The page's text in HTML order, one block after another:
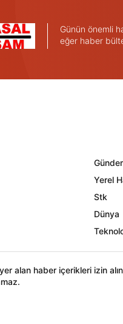
Günün önemli
eğer haber
Yerel
Stk
Dünya
alan haber içerikleri izin